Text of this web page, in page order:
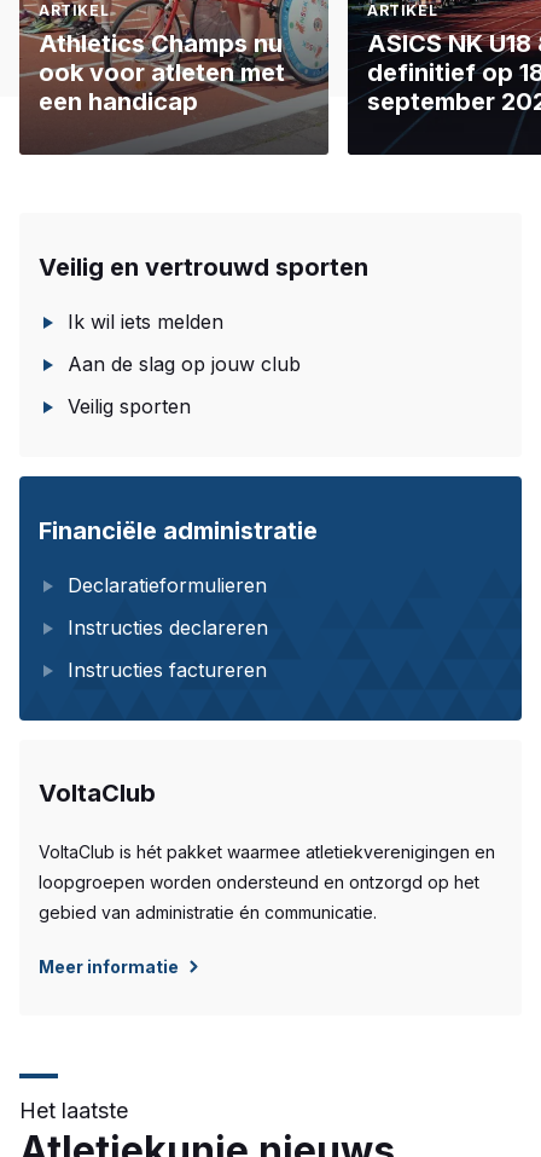
ARTIKEL
Athletics Champs nu
ook voor atleten met
een handicap
ARTIKEL
ASICS NK U18
definitief op
september
Veilig en vertrouwd sporten
Ik wil iets melden
Aan de slag op jouw club
Veilig sporten
Financiële administratie
Declaratieformulieren
Instructies declareren
Instructies factureren
VoltaClub
VoltaClub is hét pakket waarmee atletiekverenigingen en
loopgroepen worden ondersteund en ontzorgd op het
gebied van administratie én communicatie.
Meer informatie
Het laatste